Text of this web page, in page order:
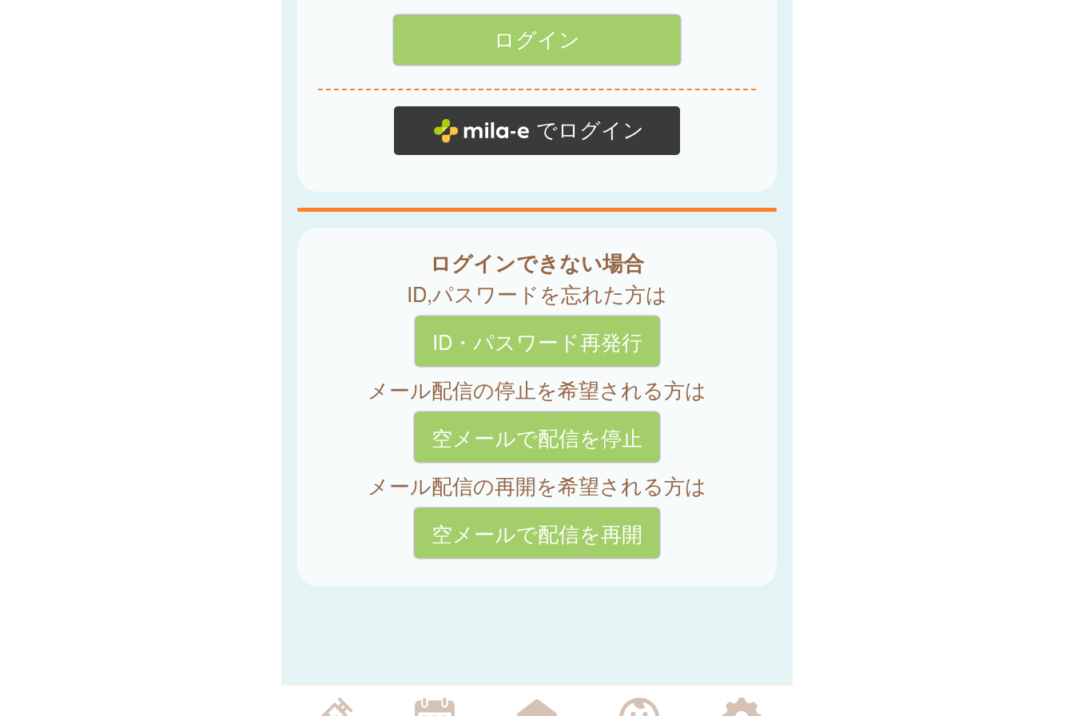
でログイン
ログインできない場合
ID,パスワードを忘れた方は
ID・パスワード再発行
メール配信の停止を希望される方は
空メールで配信を停止
メール配信の再開を希望される方は
空メールで配信を再開